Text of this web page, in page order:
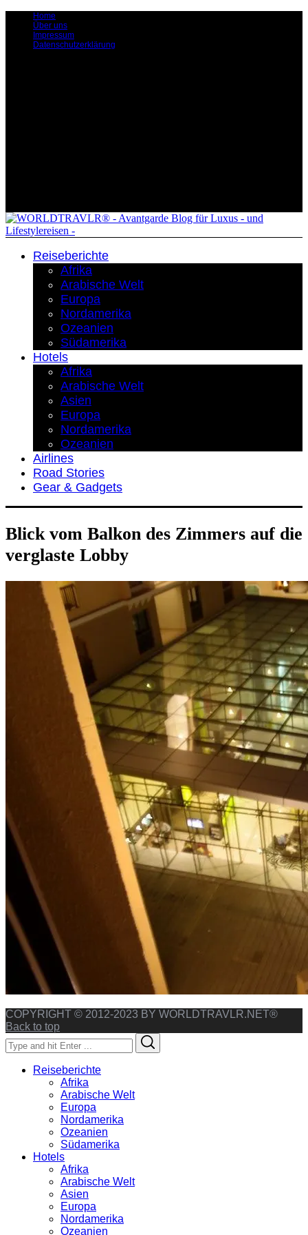
Home
Über uns
Impressum
Datenschutzerklärung
Reiseberichte
Afrika
Arabische Welt
Europa
Nordamerika
Ozeanien
Südamerika
Hotels
Afrika
Arabische Welt
Asien
Europa
Nordamerika
Ozeanien
Airlines
Road Stories
Gear & Gadgets
Blick vom Balkon des Zimmers auf die
verglaste Lobby
COPYRIGHT © 2012-2023 BY WORLDTRAVLR.NET®
Back to top
Search
for:
Reiseberichte
Afrika
Arabische Welt
Europa
Nordamerika
Ozeanien
Südamerika
Hotels
Afrika
Arabische Welt
Asien
Europa
Nordamerika
Ozeanien